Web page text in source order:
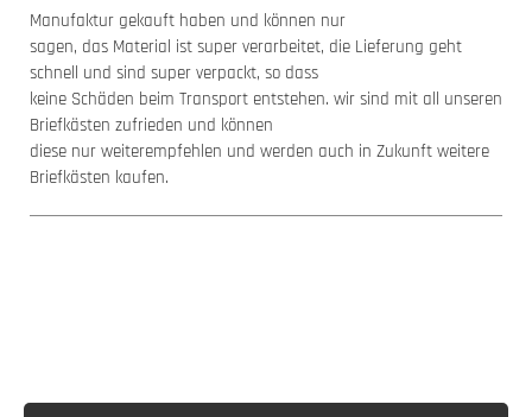
Manufaktur gekauft haben und können nur
sagen, das Material ist super verarbeitet, die Lieferung geht
schnell und sind super verpackt, so dass
keine Schäden beim Transport entstehen. wir sind mit all unseren
Briefkästen zufrieden und können
diese nur weiterempfehlen und werden auch in Zukunft weitere
Briefkästen kaufen.